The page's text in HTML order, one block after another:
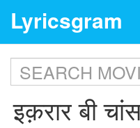
Lyricsgram
इक़रार बी